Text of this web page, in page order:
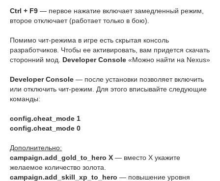
Ctrl + F9 — первое нажатие включает замедленный режим,
второе отключает (работает только в бою).
Помимо чит-режима в игре есть скрытая консоль
разработчиков. Чтобы ее активировать, вам придется скачать
сторонний мод. Developer Console «Можно найти на Nexus»
Developer Console — после установки позволяет включить
или отключить чит-режим. Для этого вписывайте следующие
команды:
config.cheat_mode 1
config.cheat_mode 0
Дополнительно:
campaign.add_gold_to_hero X — вместо X укажите
желаемое количество золота.
campaign.add_skill_xp_to_hero — повышение уровня